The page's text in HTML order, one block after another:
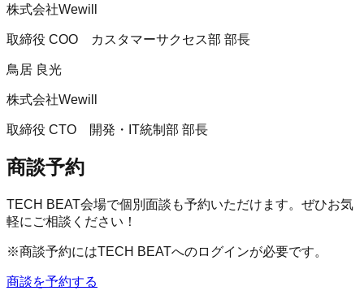
株式会社Wewill
取締役 COO カスタマーサクセス部 部長
鳥居 良光
株式会社Wewill
取締役 CTO 開発・IT統制部 部長
商談予約
TECH BEAT会場で個別面談も予約いただけます。ぜひお気
軽にご相談ください！
※商談予約にはTECH BEATへのログインが必要です。
商談を予約する